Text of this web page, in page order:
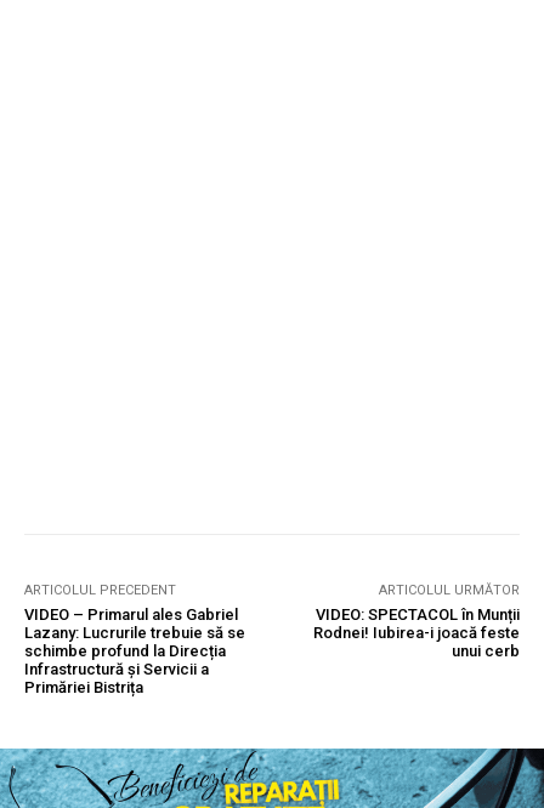
ARTICOLUL PRECEDENT
VIDEO – Primarul ales Gabriel
Lazany: Lucrurile trebuie să se
schimbe profund la Direcția
Infrastructură și Servicii a
Primăriei Bistrița
ARTICOLUL URMĂTOR
VIDEO: SPECTACOL în Munții
Rodnei! Iubirea-i joacă feste
unui cerb